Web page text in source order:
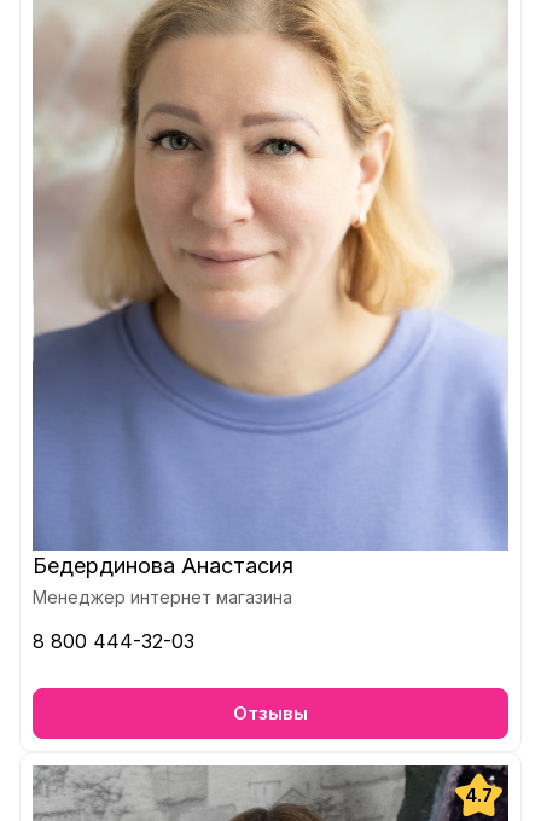
Бедердинова Анастасия
Менеджер интернет магазина
8 800 444-32-03
Отзывы
4.7